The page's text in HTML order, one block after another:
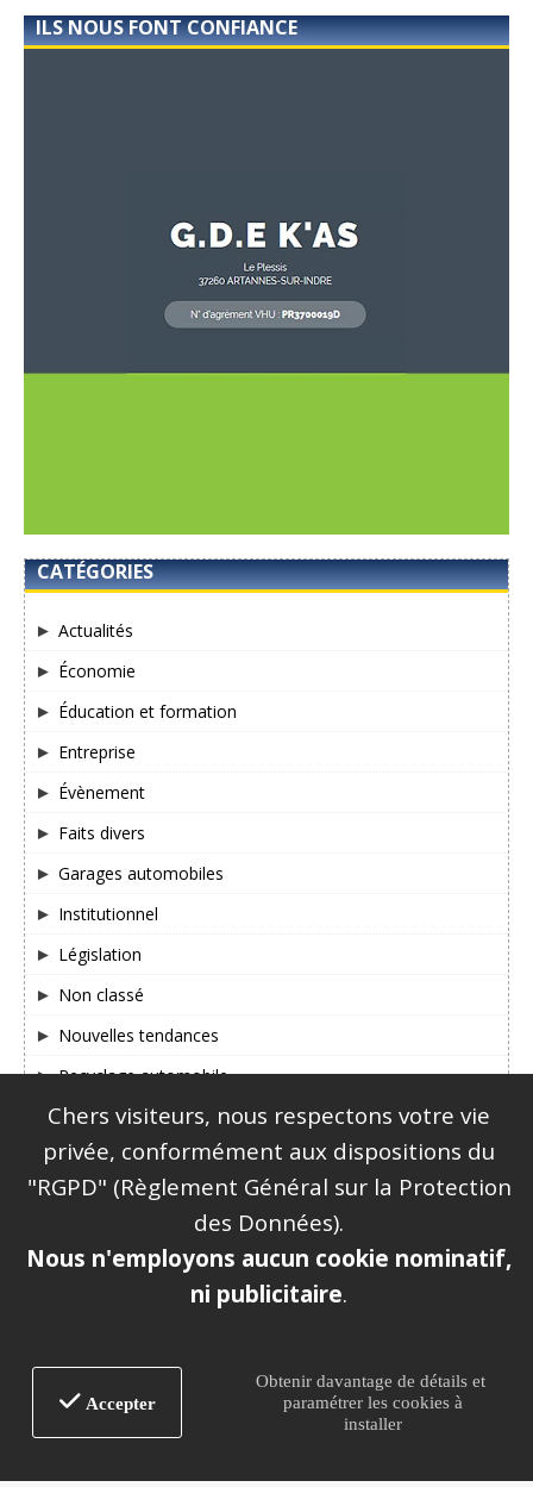
ILS NOUS FONT CONFIANCE
CATÉGORIES
Actualités
Économie
Éducation et formation
Entreprise
Évènement
Faits divers
Garages automobiles
Institutionnel
Législation
Non classé
Nouvelles tendances
Recyclage automobile
SUIVEZ-NOUS SUR FACEBOOK & TWITTER !
Chers visiteurs, nous respectons votre vie
privée, conformément aux dispositions du
"RGPD" (Règlement Général sur la Protection
des Données).
Nous n'employons aucun cookie nominatif,
ni publicitaire.
Accepter
Obtenir davantage de détails et
paramétrer les cookies à
installer
Mentions légales |Plan du site
Alexandre Dubost Assurances® - Immatriculé à